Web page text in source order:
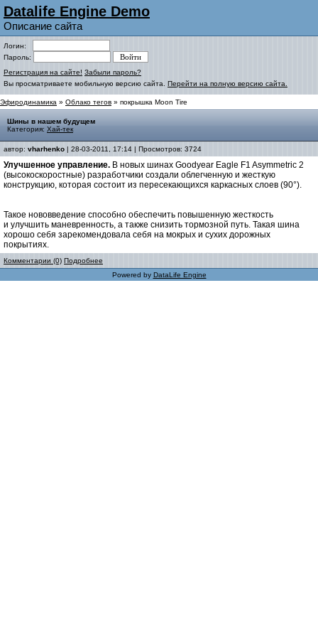
Datalife Engine Demo
Описание сайта
Логин:
Пароль:
Регистрация на сайте! Забыли пароль?
Вы просматриваете мобильную версию сайта. Перейти на полную версию сайта.
Эфиродинамика » Облако тегов » покрышка Moon Tire
Шины в нашем будущем
Категория: Хай-тек
автор: vharhenko | 28-03-2011, 17:14 | Просмотров: 3724
Улучшенное управление. В новых шинах Goodyear Eagle F1 Asymmetric 2
(высокоскоростные) разработчики создали облегченную и жесткую
конструкцию, которая состоит из пересекающихся каркасных слоев (90°).
Такое нововведение способно обеспечить повышенную жесткость
и улучшить маневренность, а также снизить тормозной путь. Такая шина
хорошо себя зарекомендовала себя на мокрых и сухих дорожных
покрытиях.
Комментарии (0) Подробнее
Powered by DataLife Engine